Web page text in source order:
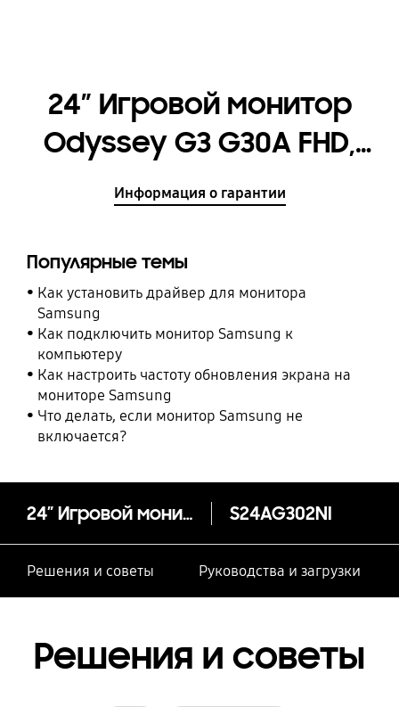
24″ Игровой монитор
Odyssey G3 G30A FHD,
144 Гц [LS24AG302NIXCI]
Информация о гарантии
Популярные темы
Как установить драйвер для монитора
Samsung
Как подключить монитор Samsung к
компьютеру
Как настроить частоту обновления экрана на
мониторе Samsung
Что делать, если монитор Samsung не
включается?
24″ Игровой монитор Odyssey G3 G30A FHD, 144 Гц S24AG302NI
Решения и советы Руководства и загрузки
Решения и советы